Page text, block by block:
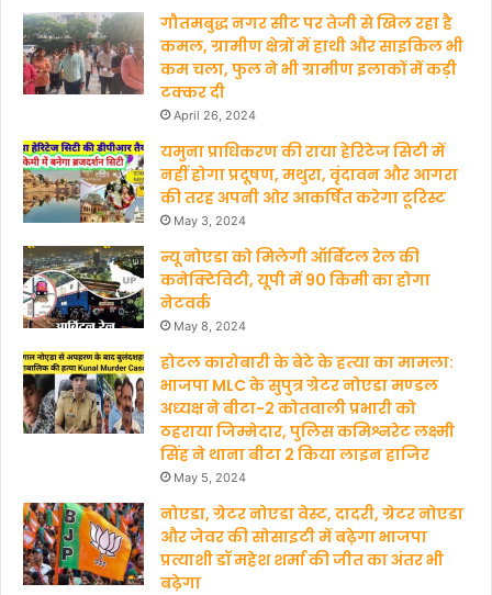
b
o
o
k
u
b
गौतमबुद्ध नगर सीट पर तेजी से खिल रहा है
कमल, ग्रामीण क्षेत्रों में हाथी और साइकिल भी
कम चला, फुल ने भी ग्रामीण इलाकों में कड़ी
टक्कर दी
April 26, 2024
यमुना प्राधिकरण की राया हेरिटेज सिटी में
नहीं होगा प्रदूषण, मथुरा, वृंदावन और आगरा
की तरह अपनी ओर आकर्षित करेगा टूरिस्ट
May 3, 2024
न्यू नोएडा को मिलेगी ऑर्बिटल रेल की
कनेक्टिविटी, यूपी में 90 किमी का होगा
नेटवर्क
May 8, 2024
होटल कारोबारी के बेटे के हत्‍या का मामला:
भाजपा MLC के सुपुत्र ग्रेटर नोएडा मण्‍डल
अध्‍यक्ष ने बीटा-2 कोतवाली प्रभारी को
ठहराया जिम्मेदार, पुलिस कमिश्नरेट लक्ष्मी
सिंह ने थाना बीटा 2 किया लाइन हाजिर
May 5, 2024
नोएडा, ग्रेटर नोएडा वेस्ट, दादरी, ग्रेटर नोएडा
और जेवर की सोसाइटी में बढ़ेगा भाजपा
प्रत्याशी डॉ महेश शर्मा की जीत का अंतर भी
बढ़ेगा